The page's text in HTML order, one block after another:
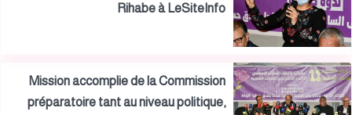
Rihabe à LeSiteInfo
Mission accomplie de la Commission
préparatoire tant au niveau politique,